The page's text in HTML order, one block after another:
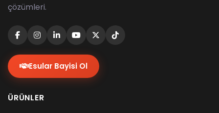
çözümleri.
Esular Bayisi Ol
ÜRÜNLER